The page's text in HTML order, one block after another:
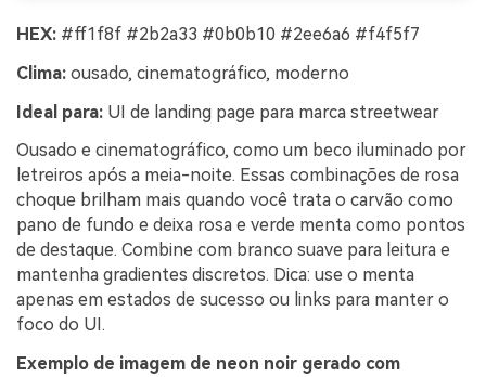
HEX: #ff1f8f #2b2a33 #0b0b10 #2ee6a6 #f4f5f7
Clima: ousado, cinematográfico, moderno
Ideal para: UI de landing page para marca streetwear
Ousado e cinematográfico, como um beco iluminado por
letreiros após a meia-noite. Essas combinações de rosa
choque brilham mais quando você trata o carvão como
pano de fundo e deixa rosa e verde menta como pontos
de destaque. Combine com branco suave para leitura e
mantenha gradientes discretos. Dica: use o menta
apenas em estados de sucesso ou links para manter o
foco do UI.
Exemplo de imagem de neon noir gerado com